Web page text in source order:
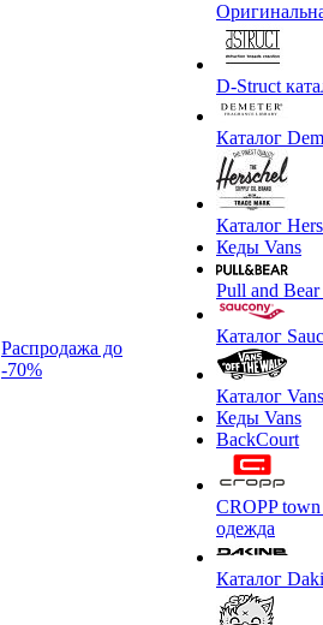
Распродажа до
-70%
D-Struct
Каталог
Каталог
Кеды Vans
Pull and Bear
Каталог
Каталог Vans
Кеды Vans
BackCourt
CROPP
одежда
Каталог